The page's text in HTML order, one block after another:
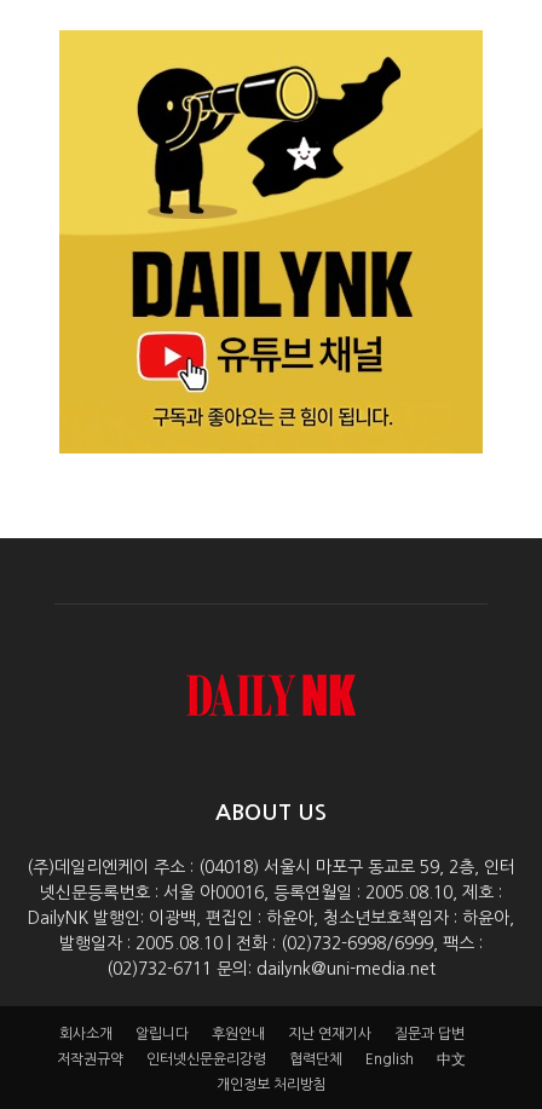
ABOUT US
(주)데일리엔케이 주소 : (04018) 서울시 마포구 동교로 59, 2층, 인터
넷신문등록번호 : 서울 아00016, 등록연월일 : 2005.08.10, 제호 :
DailyNK 발행인: 이광백, 편집인 : 하윤아, 청소년보호책임자 : 하윤아,
발행일자 : 2005.08.10 | 전화 : (02)732-6998/6999, 팩스 :
(02)732-6711 문의: dailynk@uni-media.net
회사소개 알립니다 후원안내 지난 연재기사
질문과 답변
저작권규약
인터넷신문윤리강령 협력단체 English
中文
개인정보 처리방침